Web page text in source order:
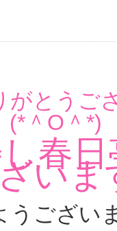
がとうご
(*＾O＾*)
春
いま
うござい